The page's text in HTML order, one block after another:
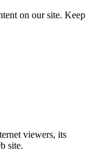
on our site. Keep
viewers, its
site.